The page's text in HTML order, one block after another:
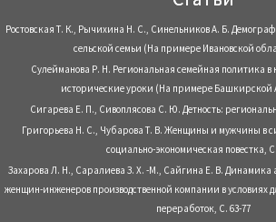
Ростовская Т. К., Рычихина Н. С., Синельников А. Б.
сельской семьи (На примере Ивановской
Сулейманова Р. Н. Региональная семейная политика в
исторические уроки (На примере Башкирской
Сигарева Е. П., Сивоплясова С. Ю. Детность:
Григорьева Н. С., Чубарова Т. В. Женщины и мужчины в
социально-экономическая повестка,
Захарова Л. Н., Саралиева З. Х. -М., Сайгина Е. В. Динамика
женщин-инженеров производственной компании в условиях
переработок, С. 63-77